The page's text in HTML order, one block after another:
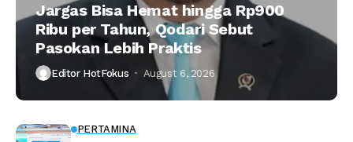
Jargas Bisa Hemat hingga Rp900
Ribu per Tahun, Qodari Sebut
Pasokan Lebih Praktis
Editor HotFokus August 6, 2026
PERTAMINA